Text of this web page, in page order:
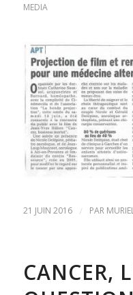
MEDIA
21 JUIN 2016 / PAR
CANCER,